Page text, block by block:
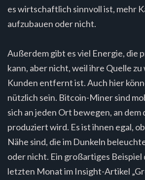
es wirtschaftlich sinnvoll ist, mehr
aufzubauen oder nicht.
Außerdem gibt es viel Energie, die
kann, aber nicht, weil ihre Quelle
Kunden entfernt ist. Auch hier
nützlich sein. Bitcoin-Miner sind
sich an jeden Ort bewegen, an dem
produziert wird. Es ist ihnen egal,
Nähe sind, die im Dunkeln
oder nicht. Ein großartiges
letzten Monat im Insight-Artikel